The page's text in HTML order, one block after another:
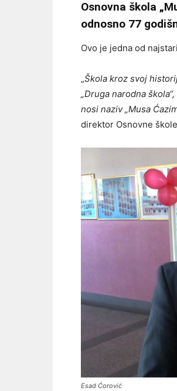
Osnovna škola
odnosno 77
Ovo je jedna od
„Škola kroz svoj
„Druga narodna
nosi naziv „Musa
direktor Osnovne
Esad Ćorović